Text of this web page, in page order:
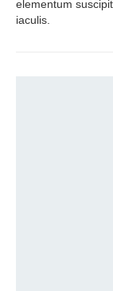
elementum
iaculis.